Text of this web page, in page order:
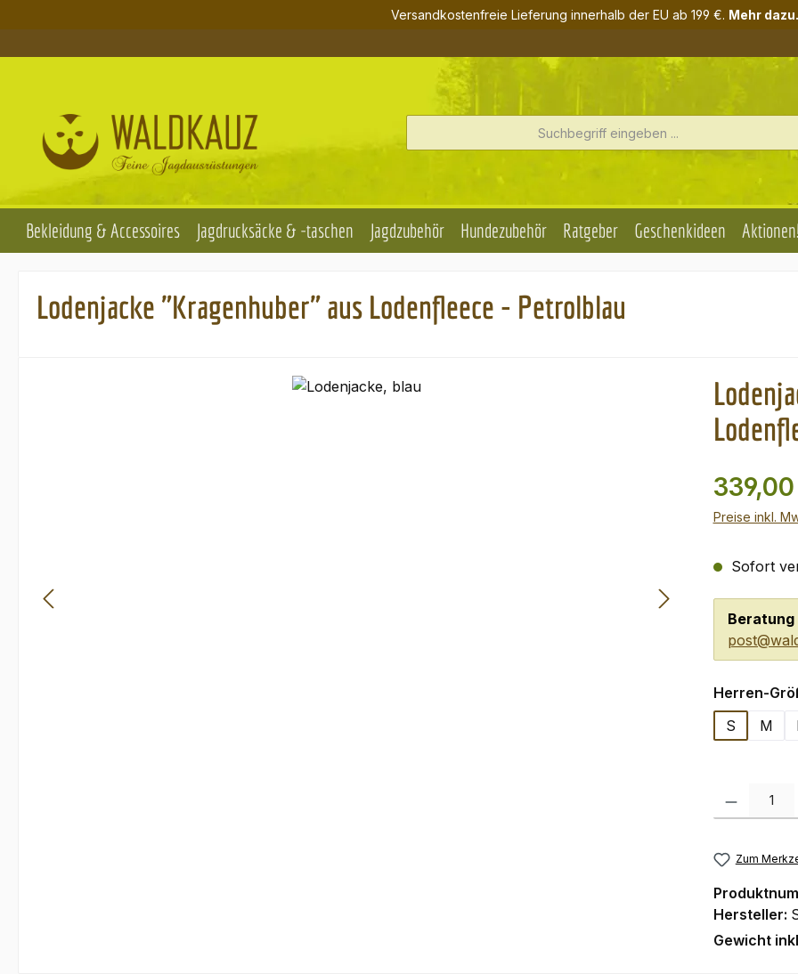
Versandkostenfreie Lieferung innerhalb der EU ab 199 €. Mehr
Bekleidung & Accessoires Jagdrucksäcke & -taschen Jagdzubehör Hundezubehör Ratgeber Geschenkideen
Lodenjacke "Kragenhuber" aus Lodenfleece - Petrolblau
Preise inkl.
Sofort
Herren-
S
M
Produkt
Zum
Hersteller:
Gewicht